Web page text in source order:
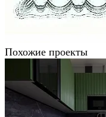
Похожие проекты